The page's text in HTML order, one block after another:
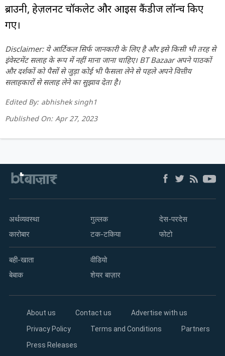
ब्राउनी, हेज़लनट चॉकलेट और आइस कैंडीज लॉन्च किए
गए।
Disclaimer: ये आर्टिकल सिर्फ जानकारी के लिए है और इसे किसी भी तरह से
इंवेस्टमेंट सलाह के रूप में नहीं माना जाना चाहिए। BT Bazaar अपने पाठकों
और दर्शकों को पैसों से जुड़ा कोई भी फैसला लेने से पहले अपने वित्तीय
सलाहकारों से सलाह लेने का सुझाव देता है।
Edited By: abhishek singh1
Published On: Apr 27, 2023
अर्थव्यवस्था
कारोबार
गुल्लक
टक-टकिया
देस-परदेस
फोटो
बही-खाता
बेबाक
वीडियो
शेयर बाज़ार
About us Contact us
Advertise with us
Privacy Policy
Terms and Conditions
Partners
Press Releases